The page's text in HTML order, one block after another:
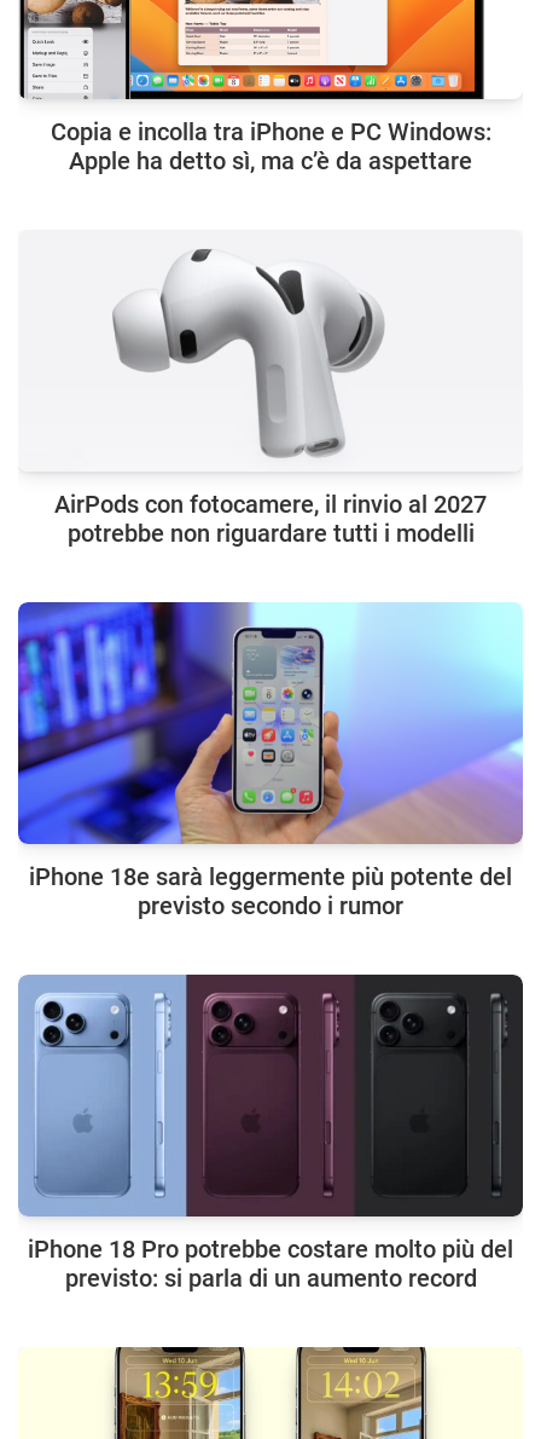
Copia e incolla tra iPhone e PC Windows:
Apple ha detto sì, ma c’è da aspettare
AirPods con fotocamere, il rinvio al 2027
potrebbe non riguardare tutti i modelli
iPhone 18e sarà leggermente più potente del
previsto secondo i rumor
iPhone 18 Pro potrebbe costare molto più del
previsto: si parla di un aumento record